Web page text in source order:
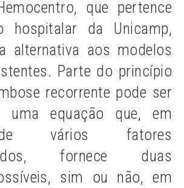
que pertence
hospitalar da Unicamp,
alternativa aos modelos
Parte do princípio
recorrente pode ser
uma equação que, em
vários fatores
fornece duas
sim ou não, em